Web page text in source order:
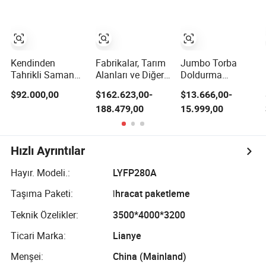
Kendinden
Tahrikli Saman
Gübre Kompost
$92.000,00
Fabrikalar, Tarım
Alanları ve Diğer
Kompost
Makineleri için
2024 Büyük
Kapasiteli Gübre
$162.623,00-
188.479,00
Jumbo Torba
Doldurma
Makinesi Üreticisi
Kömür Tahıl Tuz
Ton Torbası
$13.666,00-
15.999,00
Hızlı Ayrıntılar
Hayır. Modeli.:
LYFP280A
Taşıma Paketi:
i̇hracat paketleme
Teknik Özelikler:
3500*4000*3200
Ticari Marka:
Lianye
Menşei:
China (Mainland)